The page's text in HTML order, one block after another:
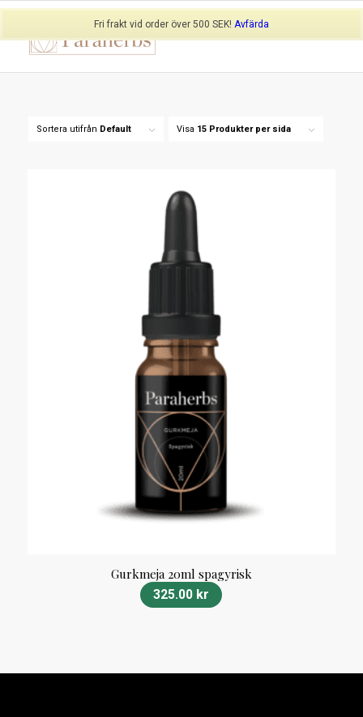
Fri frakt vid order över 500 SEK! Avfärda
Sortera utifrån Default Visa 15 Produkter per sida
Gurkmeja 20ml spagyrisk
325.00 kr